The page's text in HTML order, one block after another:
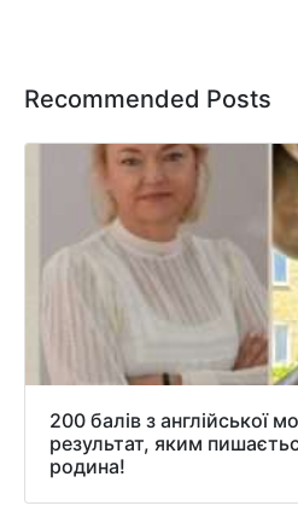
Recommended Posts
200 балів з англійської
результат, яким
родина!